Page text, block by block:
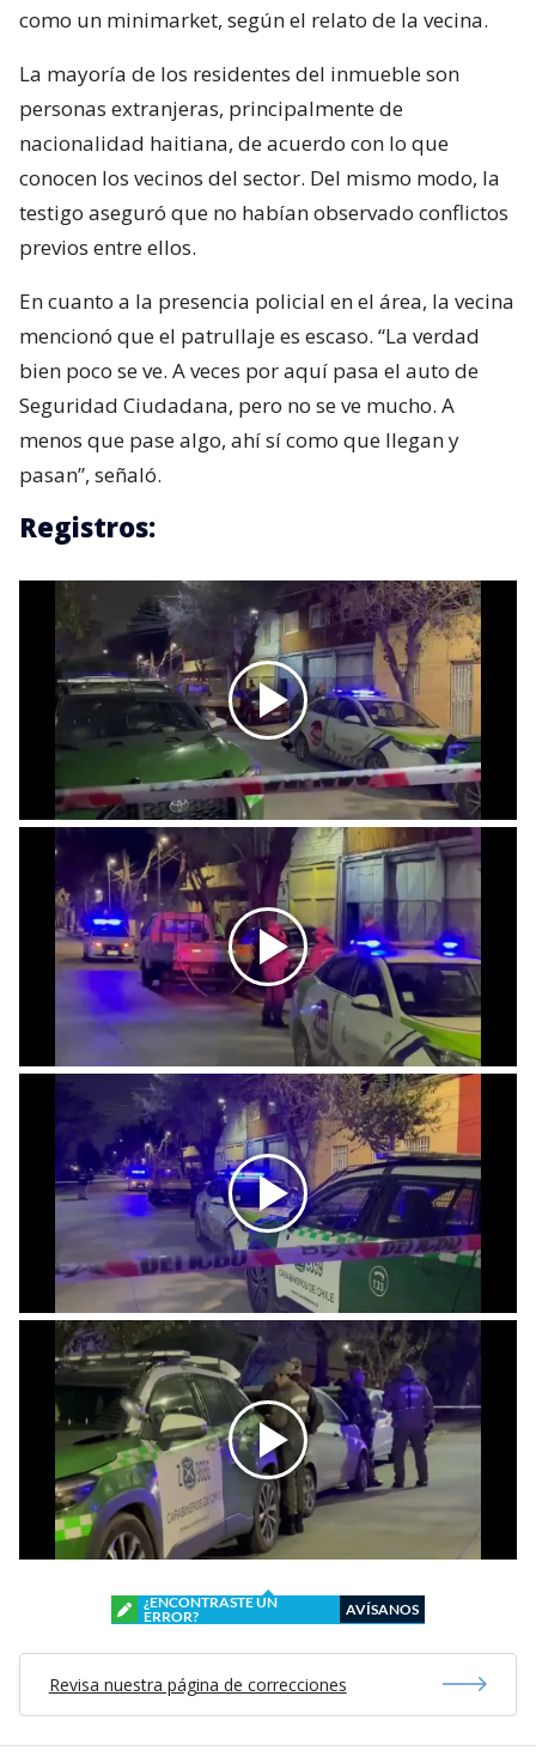
como un minimarket, según el relato de la vecina.
La mayoría de los residentes del inmueble son
personas extranjeras, principalmente de
nacionalidad haitiana, de acuerdo con lo que
conocen los vecinos del sector. Del mismo modo, la
testigo aseguró que no habían observado conflictos
previos entre ellos.
En cuanto a la presencia policial en el área, la vecina
mencionó que el patrullaje es escaso. “La verdad
bien poco se ve. A veces por aquí pasa el auto de
Seguridad Ciudadana, pero no se ve mucho. A
menos que pase algo, ahí sí como que llegan y
pasan”, señaló.
Registros:
¿ENCONTRASTE UN
ERROR?
AVÍSANOS
Revisa nuestra página de correcciones